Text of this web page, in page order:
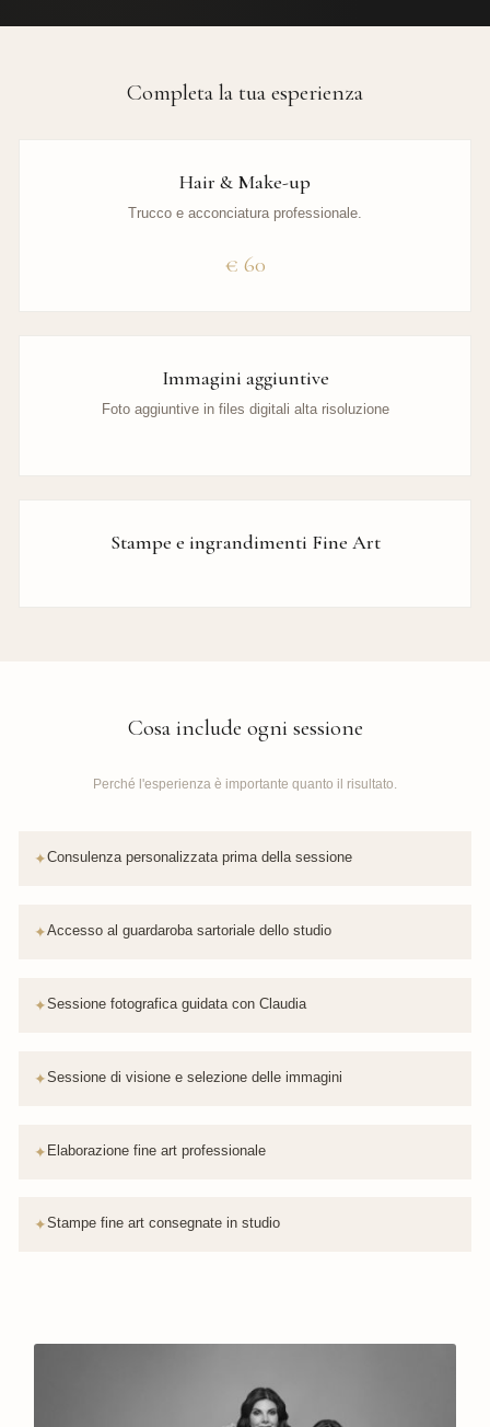
Completa la tua esperienza
Hair & Make-up
Trucco e acconciatura professionale.
€ 60
Immagini aggiuntive
Foto aggiuntive in files digitali alta risoluzione
Stampe e ingrandimenti Fine Art
Cosa include ogni sessione
Perché l'esperienza è importante quanto il risultato.
✦Consulenza personalizzata prima della sessione
✦Accesso al guardaroba sartoriale dello studio
✦Sessione fotografica guidata con Claudia
✦Sessione di visione e selezione delle immagini
✦ Elaborazione fine art professionale
✦Stampe fine art consegnate in studio